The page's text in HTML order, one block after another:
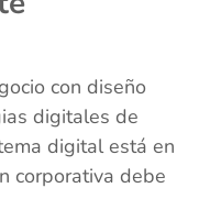
con diseño
digitales de
digital está en
corporativa debe